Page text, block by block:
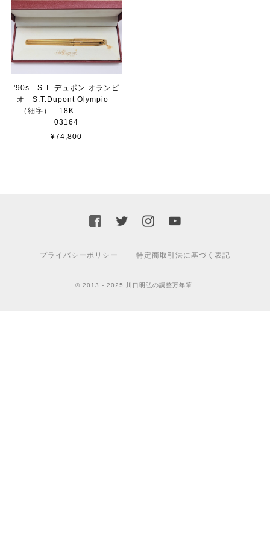
'90s S.T. デュポン オランピ
オ S.T.Dupont Olympio
（細字） 18K
03164
¥74,800
プライバシーポリシー 特定商取引法に基づく表記
© 2013 - 2025 川口明弘の調整万年筆.